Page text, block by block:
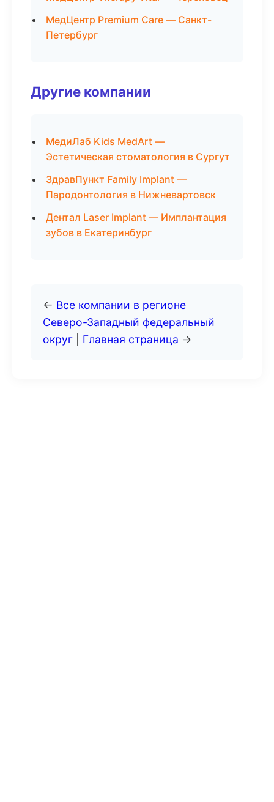
МедЦентр Premium Care — Санкт-
Петербург
Другие компании
МедиЛаб Kids MedArt —
Эстетическая стоматология в Сургут
ЗдравПункт Family Implant —
Пародонтология в Нижневартовск
Дентал Laser Implant — Имплантация
зубов в Екатеринбург
← Все компании в регионе
Северо-Западный федеральный
округ
Главная страница →